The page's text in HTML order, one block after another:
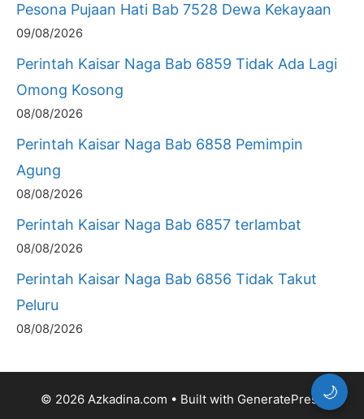
Pesona Pujaan Hati Bab 7528 Dewa Kekayaan
09/08/2026
Perintah Kaisar Naga Bab 6859 Tidak Ada Lagi
Omong Kosong
08/08/2026
Perintah Kaisar Naga Bab 6858 Pemimpin
Agung
08/08/2026
Perintah Kaisar Naga Bab 6857 terlambat
08/08/2026
Perintah Kaisar Naga Bab 6856 Tidak Takut
Peluru
08/08/2026
© 2026 Azkadina.com • Built with GeneratePress🌙